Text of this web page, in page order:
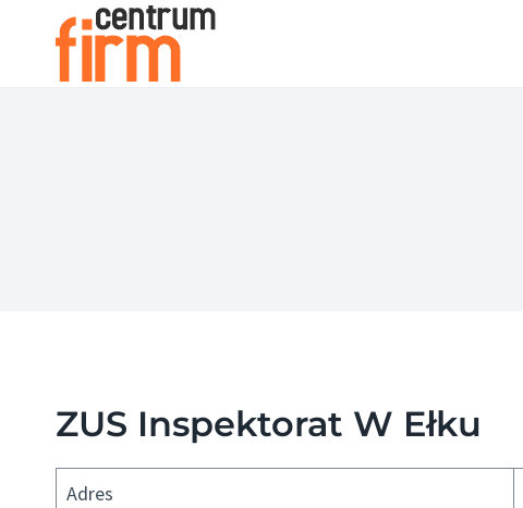
ZUS Inspektorat W Ełku
Adres